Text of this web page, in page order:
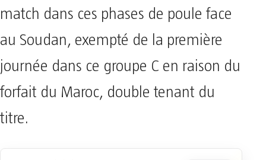
match dans ces phases de poule face
au Soudan, exempté de la première
journée dans ce groupe C en raison du
forfait du Maroc, double tenant du
titre.